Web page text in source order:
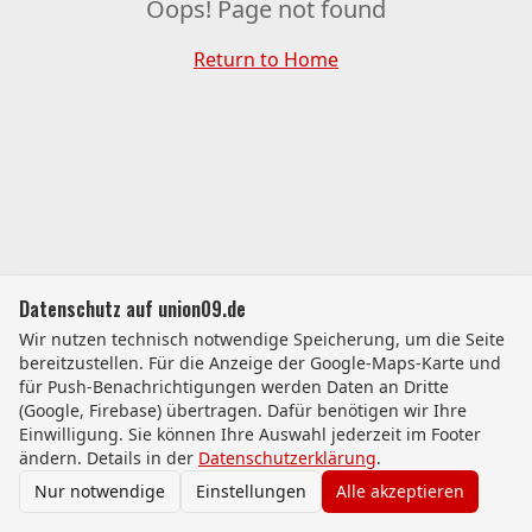
Oops! Page not found
Return to Home
Datenschutz auf union09.de
Wir nutzen technisch notwendige Speicherung, um die Seite
bereitzustellen. Für die Anzeige der Google-Maps-Karte und
für Push-Benachrichtigungen werden Daten an Dritte
(Google, Firebase) übertragen. Dafür benötigen wir Ihre
Einwilligung. Sie können Ihre Auswahl jederzeit im Footer
ändern. Details in der Datenschutzerklärung.
Nur notwendige
Einstellungen Alle akzeptieren